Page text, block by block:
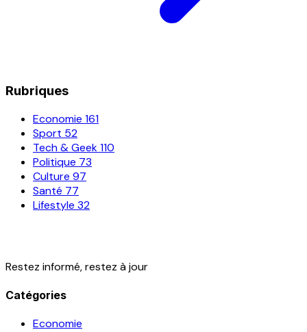
Rubriques
Economie 161
Sport 52
Tech & Geek110
Politique 73
Culture 97
Santé 77
Lifestyle 32
Restez informé, restez à jour
Catégories
Economie